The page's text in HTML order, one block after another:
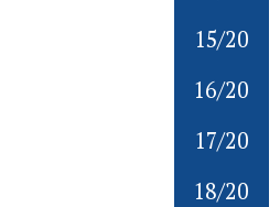
15/20
16/20
17/20
18/20